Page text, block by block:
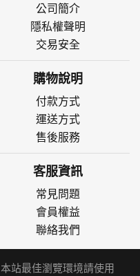
公司簡介
隱私權聲明
交易安全
購物說明
付款方式
運送方式
售後服務
客服資訊
常見問題
會員權益
聯絡我們
本站最佳瀏覽環境請使用